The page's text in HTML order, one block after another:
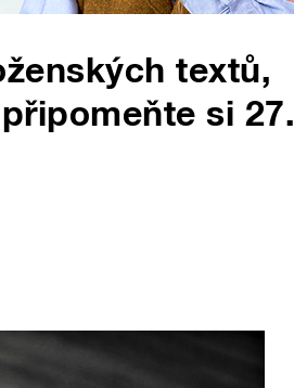
textů,
si 27.